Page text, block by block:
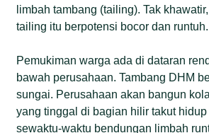
limbah tambang (tailing). Tak
tailing itu berpotensi bocor dan runtuh.
Pemukiman warga ada di dataran
bawah perusahaan. Tambang DHM
sungai. Perusahaan akan bangun
yang tinggal di bagian hilir takut
sewaktu-waktu bendungan limbah